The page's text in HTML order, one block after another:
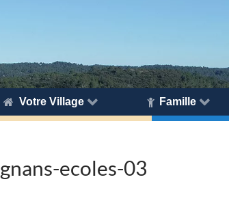
Votre Village Famille
ecoles-03